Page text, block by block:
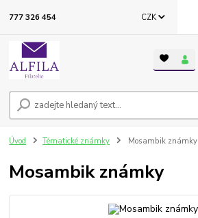
CZK
777 326 454
Úvod Tématické známky Mosambik známky
Mosambik známky